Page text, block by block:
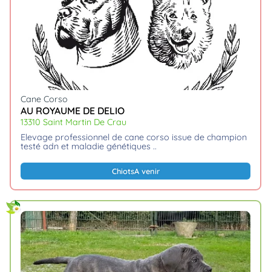
Cane Corso
AU ROYAUME DE DELIO
13310 Saint Martin De Crau
elevage professionnel de cane corso issue de champion
testé adn et maladie génétiques
ChiotsA venir